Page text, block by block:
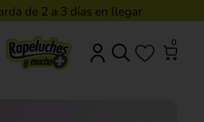
de 2 a 3 días en llegar
0